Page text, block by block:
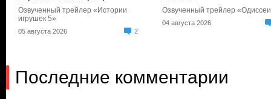
Озвученный трейлер «Истории
игрушек 5»
05 августа 2026 2
Озвученный трейлер
04 августа 2026
Последние комментарии